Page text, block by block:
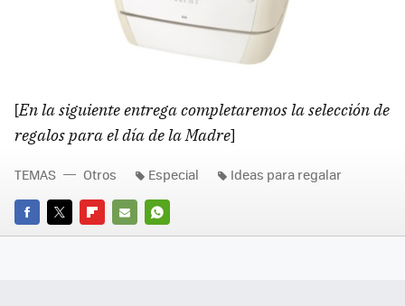
[En la siguiente entrega completaremos la selección de
regalos para el día de la Madre]
FACEBOOK
TWITTERFLIPBOARD
E-
WHATSAPP
TEMAS Otros Especial Ideas para regalar